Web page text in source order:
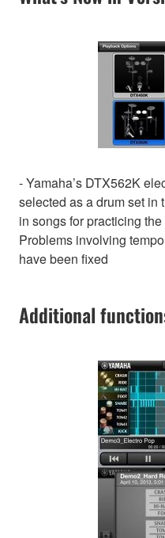
- Yamaha’s DTX562K
selected as a drum set in
in songs for practicing
Problems involving
have been fixed
Additional